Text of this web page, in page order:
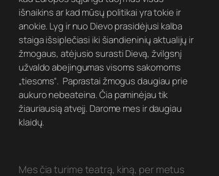
išnaikins ar kad mūsų politikai yra tokie ir
anokie. Lyg ir nuo Dievo prasidėjusi kalba
staiga išsiplečiasi iki šiandieninių aktualijų ir
žmogaus, atėjusio surasti Dievą, žvilgsnį
užvaldo abejingumas visoms sakomoms
„tiesoms“. Paprastai žmogus daugiau prie
aukuro nebeateina. Čia paminėjau tik
žiauriausią atvejį. Darome mes ir daugiau
klaidų.
Mes čia turime teatrą, kiną, per metus